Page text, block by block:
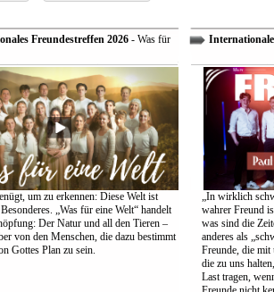
Freundestreffen 2026- Was für
um zu erkennen: Diese Welt ist
„Was für eine Welt“ handelt
Der Natur und all den Tieren –
von den Menschen, die dazu bestimmt
Gottes Plan zu sein.
„In wirklich
wahrer Freund
was sind die
anderes als
Freunde, die mit
die zu uns
Last tragen,